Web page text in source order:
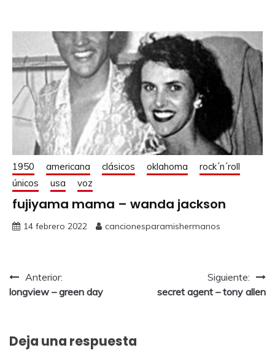
1950 americana clásicos oklahoma
rock´n´roll
únicos
usa voz
fujiyama mama – wanda jackson
14 febrero 2022 cancionesparamishermanos
Anterior:
longview – green day
Siguiente:
secret agent – tony allen
Deja una respuesta